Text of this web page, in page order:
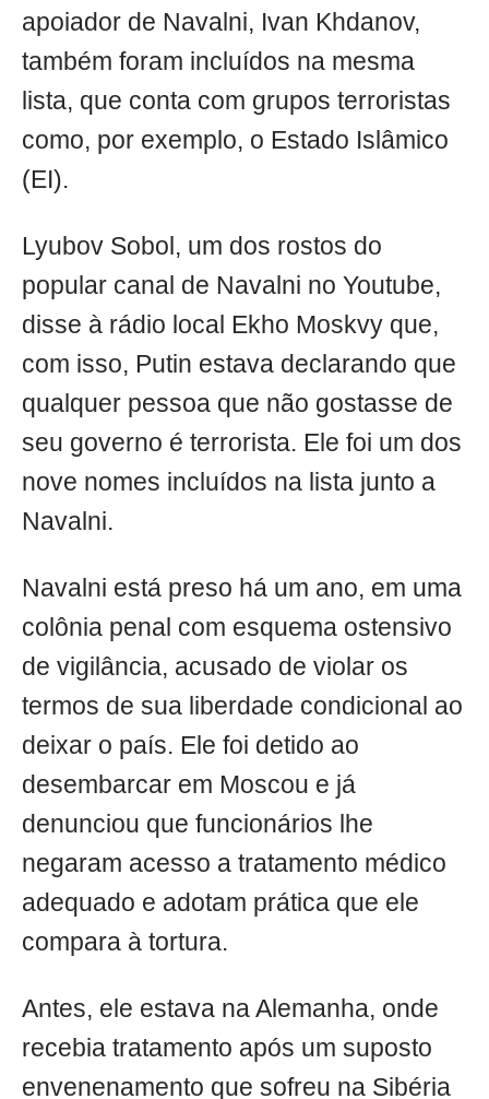
apoiador de Navalni, Ivan Khdanov,
também foram incluídos na mesma
lista, que conta com grupos terroristas
como, por exemplo, o Estado Islâmico
(EI).
Lyubov Sobol, um dos rostos do
popular canal de Navalni no Youtube,
disse à rádio local Ekho Moskvy que,
com isso, Putin estava declarando que
qualquer pessoa que não gostasse de
seu governo é terrorista. Ele foi um dos
nove nomes incluídos na lista junto a
Navalni.
Navalni está preso há um ano, em uma
colônia penal com esquema ostensivo
de vigilância, acusado de violar os
termos de sua liberdade condicional ao
deixar o país. Ele foi detido ao
desembarcar em Moscou e já
denunciou que funcionários lhe
negaram acesso a tratamento médico
adequado e adotam prática que ele
compara à tortura.
Antes, ele estava na Alemanha, onde
recebia tratamento após um suposto
envenenamento que sofreu na Sibéria